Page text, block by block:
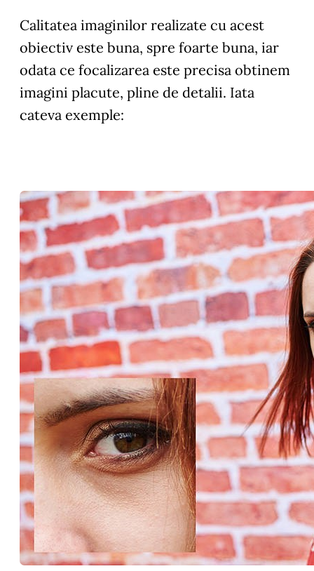
Calitatea imaginilor realizate cu acest
obiectiv este buna, spre foarte buna, iar
odata ce focalizarea este precisa obtinem
imagini placute, pline de detalii. Iata
cateva exemple: